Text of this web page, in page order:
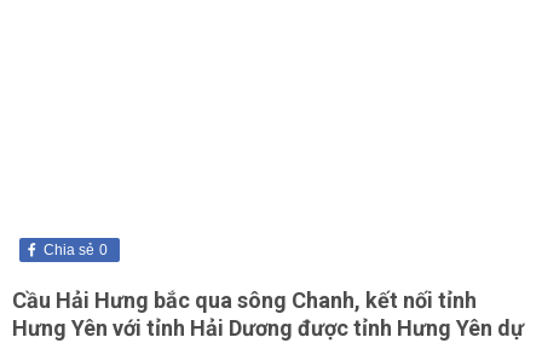
0
Chia sẻ
Cầu Hải Hưng bắc qua sông Chanh, kết nối tỉnh
Hưng Yên với tỉnh Hải Dương được tỉnh Hưng Yên dự